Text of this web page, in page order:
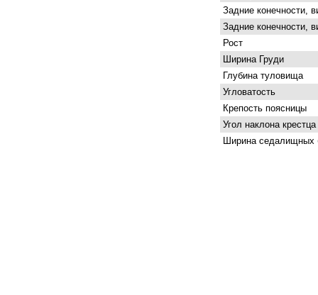
Задние конечности,
Задние конечности,
Рост
Ширина Груди
Глубина туловища
Угловатость
Крепость поясницы
Угол наклона крестца
Ширина седалищных